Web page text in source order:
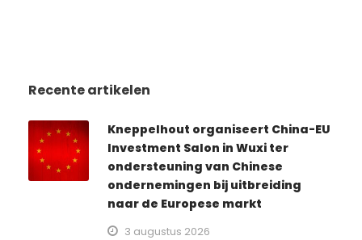
Recente artikelen
Kneppelhout organiseert China-EU
Investment Salon in Wuxi ter
ondersteuning van Chinese
ondernemingen bij uitbreiding
naar de Europese markt
3 augustus 2026